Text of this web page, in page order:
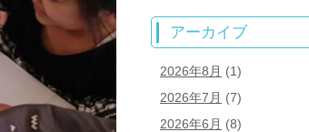
アーカイブ
2026年8月 (1)
2026年7月 (7)
2026年6月 (8)